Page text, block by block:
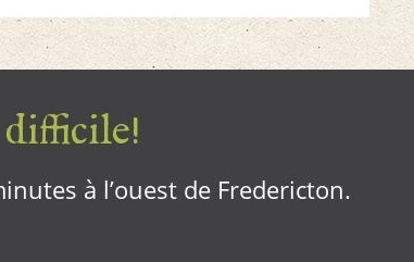
difficile!
à l’ouest de Fredericton.